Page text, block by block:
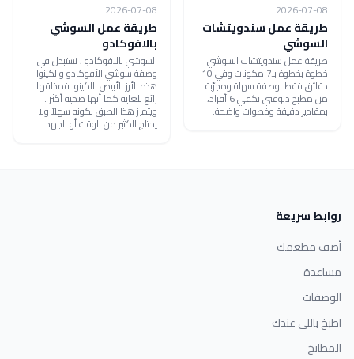
2026-07-08
طريقة عمل سندويتشات
السوشي
طريقة عمل سندويتشات السوشي
خطوة بخطوة بـ7 مكونات وفي 10
دقائق فقط. وصفة سهلة ومجرّبة
من مطبخ دلوقتي تكفي 6 أفراد،
بمقادير دقيقة وخطوات واضحة.
2026-07-08
طريقة عمل السوشي
بالافوكادو
السوشي بالافوكادو ، نستبدل في
وصفة سوشي الأفوكادو والكينوا
هذه الأرز الأبيض بالكينوا فمذاقها
رائع للغاية كما أنها صحية أكثر .
ويتميز هذا الطبق بكونه سهلاً ولا
يحتاج الكثير من الوقت أو الجهد .
روابط سريعة
أضف مطعمك
مساعدة
الوصفات
اطبخ باللي عندك
المطابخ